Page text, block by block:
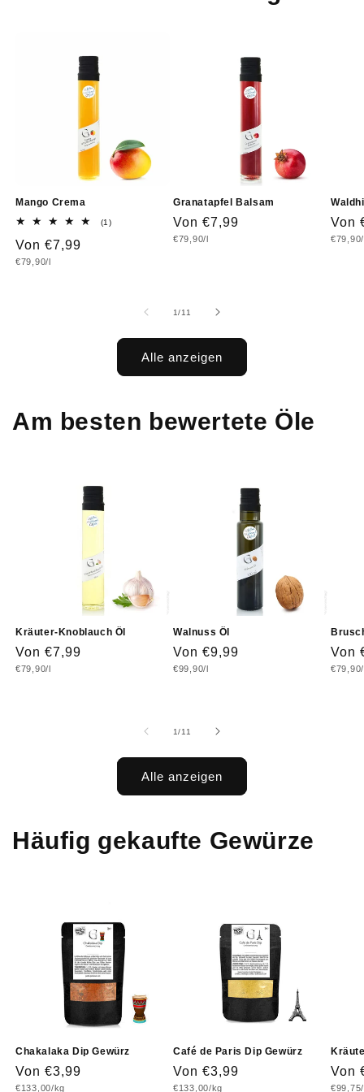
Mango Crema
(1)1
Normaler
Preis
Von €7,99
Grundpreis
€79,90/l
Granatapfel Balsam
Normaler
Preis
Von €7,99
Grundpreis
€79,90/l
Preis
Von
1/von
11
Alle anzeigen
Am besten bewertete Öle
Kräuter-Knoblauch Öl
Normaler
Preis
Von €7,99
Grundpreis
€79,90/l
Walnuss Öl
Normaler
Preis
Von €9,99
Grundpreis
€99,90/l
Preis
Von
1/von
11
Alle anzeigen
Häufig gekaufte Gewürze
Chakalaka Dip Gewürz
Normaler
Von €3,99
Grundpreis
€133,00/kg
Café de Paris Dip Gewürz
Normaler
Von €3,99
Grundpreis
€133,00/kg
Von